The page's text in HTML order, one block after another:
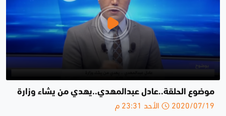
موضوع الحلقة..عادل عبدالمهدي..يهدي من يشاء وزارة
2020/07/19 الأحد 23:31 م